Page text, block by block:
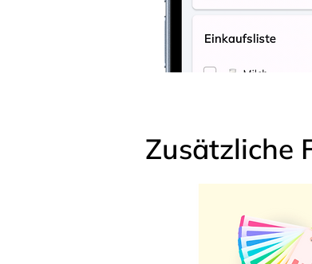
Zusätzliche